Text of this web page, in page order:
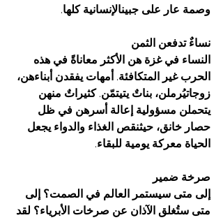
وصمة عار على جبينالإنسانية كلها.
نساءٌ تدفعن الثمن
النساء في غزة هن الأكثر معاناةً في هذه
الحرب غير المتكافئة. أمهات يفقدن أبناءهن،
زوجاتيُرملن، بناتٌ يتيتمّن. كثيراتٌ منهن
يتحملن مسؤولية إعالة أسرهن في ظل
حصار خانق، حيثنقص الغذاء والدواء يجعل
الحياة معركة يومية للبقاء.
صرخة ضمير
إلى متى سيستمر العالم في الصمت؟ إلى
متى ستُغلق الآذان عن صرخات الأبرياء؟ لقد